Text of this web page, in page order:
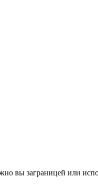
вы заграницей или